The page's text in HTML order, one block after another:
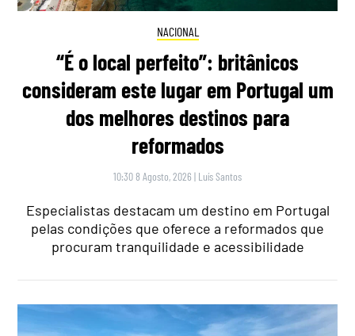
NACIONAL
“É o local perfeito”: britânicos
consideram este lugar em Portugal um
dos melhores destinos para
reformados
10:30 8 Agosto, 2026 | Luís Santos
Especialistas destacam um destino em Portugal
pelas condições que oferece a reformados que
procuram tranquilidade e acessibilidade